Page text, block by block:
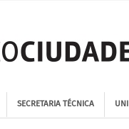
SECRETARIA TÉCNICA